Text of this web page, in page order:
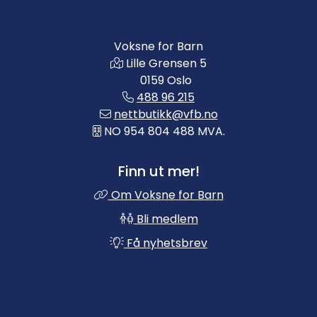
Voksne for Barn
Lille Grensen 5
0159 Oslo
488 96 215
nettbutikk@vfb.no
NO 954 804 488 MVA.
Finn ut mer!
Om Voksne for Barn
Bli medlem
Få nyhetsbrev